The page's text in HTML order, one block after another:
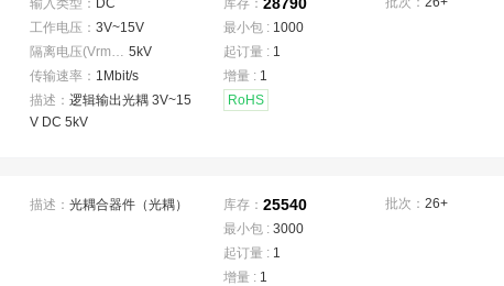
输入类型 ： DC
工作电压 ： 3V~15V
隔离电压(Vrms)：5kV
传输速率： 1Mbit/s
描述： 逻辑输出光耦 3V~15
V DC 5kV
库存：
最小包 : 1000
起订量 : 1
增量 : 1
RoHS
描述： 光耦合器件（光耦） 库存：25540
最小包 :3000
起订量 : 1
增量 : 1
批次： 26+